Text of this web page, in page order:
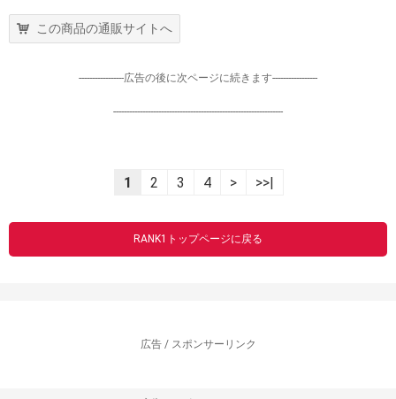
この商品の通販サイトへ
-----------------広告の後に次ページに続きます-----------------
----------------------------------------------------------------
1 2 3 4 > >>|
RANK1トップページに戻る
広告 / スポンサーリンク